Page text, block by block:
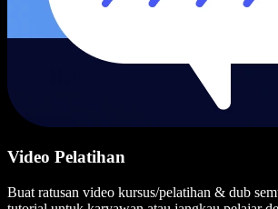
Video Pelatihan
Buat ratusan video kursus/pelatihan & dub